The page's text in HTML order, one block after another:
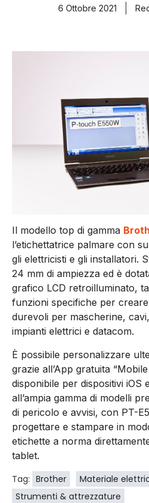
6 Ottobre 2021
Il modello top di gamma
l’etichettatrice palmare con
gli elettricisti e gli installatori.
24 mm di ampiezza ed è
grafico LCD retroilluminato,
funzioni specifiche per
durevoli per mascherine,
impianti elettrici e datacom.
È possibile personalizzare
grazie all’App gratuita
disponibile per dispositivi iOS
all’ampia gamma di modelli
di pericolo e avvisi, con PT-
progettare e stampare in
etichette a norma
tablet.
Tag: Brother
Materiale
Strumenti & attrezzature